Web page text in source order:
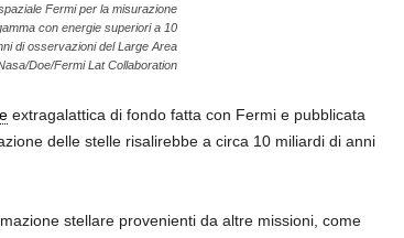
Fermi per la misurazione
con energie superiori a 10
di osservazioni del Large Area
Doe/Fermi Lat Collaboration
extragalattica di fondo fatta con Fermi e pubblicata
delle stelle risalirebbe a circa 10 miliardi di anni
stellare provenienti da altre missioni, come